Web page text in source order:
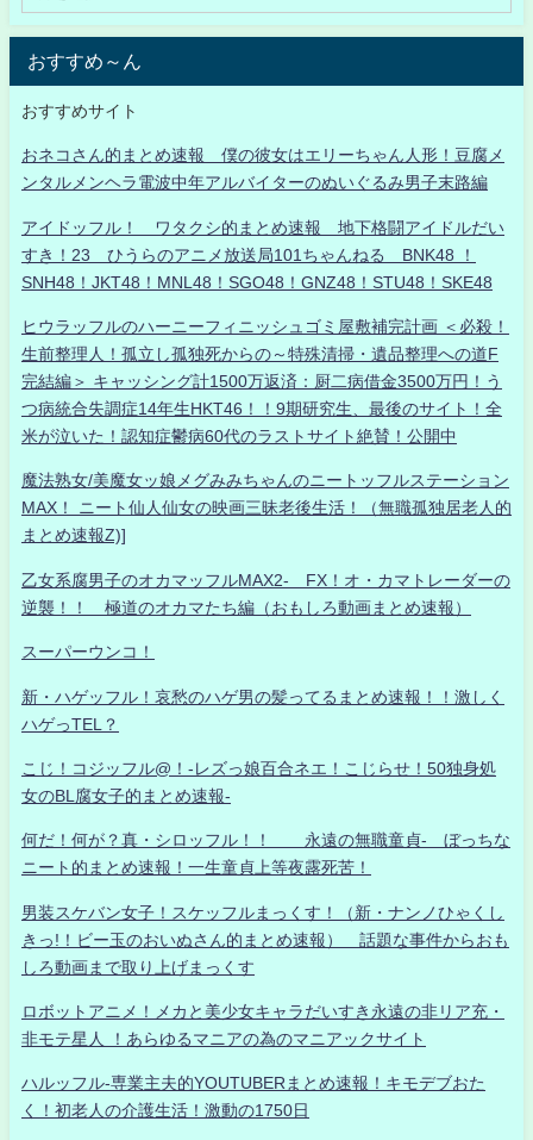
おすすめ～ん
おすすめサイト
おネコさん的まとめ速報 僕の彼女はエリーちゃん人形！豆腐メ
ンタルメンヘラ電波中年アルバイターのぬいぐるみ男子末路編
アイドッフル！ ワタクシ的まとめ速報 地下格闘アイドルだい
すき！23 ひうらのアニメ放送局101ちゃんねる BNK48 ！
SNH48！JKT48！MNL48！SGO48！GNZ48！STU48！SKE48
ヒウラッフルのハーニーフィニッシュゴミ屋敷補完計画 ＜必殺！
生前整理人！孤立し孤独死からの～特殊清掃・遺品整理への道F
完結編＞ キャッシング計1500万返済：厨二病借金3500万円！う
つ病統合失調症14年生HKT46！！9期研究生、最後のサイト！全
米が泣いた！認知症鬱病60代のラストサイト絶賛！公開中
魔法熟女/美魔女ッ娘メグみみちゃんのニートッフルステーション
MAX！ ニート仙人仙女の映画三昧老後生活！（無職孤独居老人的
まとめ速報Z)]
乙女系腐男子のオカマッフルMAX2- FX！オ・カマトレーダーの
逆襲！！ 極道のオカマたち編（おもしろ動画まとめ速報）
スーパーウンコ！
新・ハゲッフル！哀愁のハゲ男の髪ってるまとめ速報！！激しく
ハゲっTEL？
こじ！コジッフル@！-レズっ娘百合ネエ！こじらせ！50独身処
女のBL腐女子的まとめ速報-
何だ！何が？真・シロッフル！！ 永遠の無職童貞- ぼっちな
ニート的まとめ速報！一生童貞上等夜露死苦！
男装スケバン女子！スケッフルまっくす！（新・ナンノひゃくし
きっ!！ビー玉のおいぬさん的まとめ速報） 話題な事件からおも
しろ動画まで取り上げまっくす
ロボットアニメ！メカと美少女キャラだいすき永遠の非リア充・
非モテ星人 ！あらゆるマニアの為のマニアックサイト
ハルッフル-専業主夫的YOUTUBERまとめ速報！キモデブおた
く！初老人の介護生活！激動の1750日